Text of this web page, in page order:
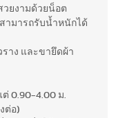
ยงามด้วยน็อต
ามารถรับน้ำหนักได้
ราง และขายึดผ้า
ต่ 0.90-4.00 ม.
ต่อ)